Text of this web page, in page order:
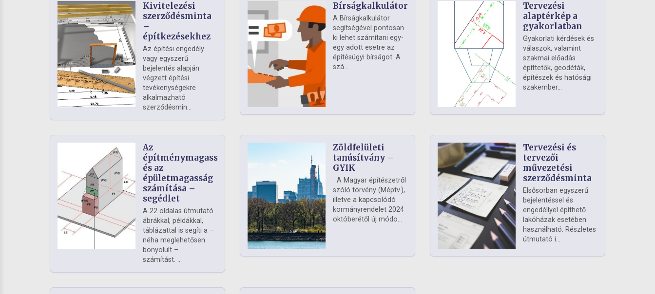
Kivitelezési
szerződésminta
–
építkezésekhez
Az építési engedély
vagy egyszerű
bejelentés alapján
végzett építési
tevékenységekre
alkalmazható
szerződésmin...
Bírságkalkulátor
A Bírságkalkulátor
segítségével pontosan
ki lehet számítani egy-
egy adott esetre az
építésügyi bírságot. A
szá...
Tervezési
alaptérkép a
gyakorlatban
Gyakorlati kérdések és
válaszok, valamint
szakmai előadás
építtetők, geodéták,
építészek és hatósági
szakember...
Az
építménymagasság
és az
épületmagasság
számítása –
segédlet
A 22 oldalas útmutató
ábrákkal, példákkal,
táblázattal is segíti a –
néha meglehetősen
bonyolult –
számítást. ...
Zöldfelületi
tanúsítvány –
GYIK
A Magyar építészetről
szóló törvény (Méptv.),
illetve a kapcsolódó
kormányrendelet 2024
októberétől új módo...
Tervezési és
tervezői
művezetési
szerződésminta
Elsősorban egyszerű
bejelentéssel és
engedéllyel építhető
lakóházak esetében
használható. Részletes
útmutató i...